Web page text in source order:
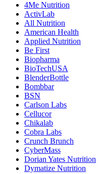
4Me Nutrition
ActivLab
All Nutrition
American Health
Applied Nutrition
Be First
Biopharma
BioTechUSA
BlenderBottle
Bombbar
BSN
Carlson Labs
Cellucor
Chikalab
Cobra Labs
Crunch Brunch
CyberMass
Dorian Yates Nutrition
Dymatize Nutrition